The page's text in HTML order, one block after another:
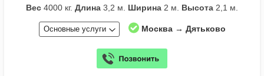
Вес 4000 кг. Длина 3,2 м. Ширина 2 м. Высота 2,1 м.
Основные услуги Москва → Дятьково